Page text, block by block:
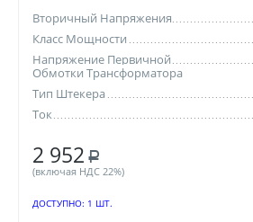
Вторичный Напряжения
Класс Мощности
Напряжение Первичной
Обмотки Трансформатора
Тип Штекера
Ток
2 952 Р
(включая НДС 22%)
ДОСТУПНО: 1 ШТ.